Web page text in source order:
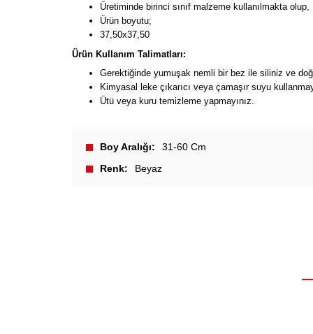
Üretiminde birinci sınıf malzeme kullanılmakta
Ürün boyutu;
37,50x37,50
Ürün Kullanım Talimatları:
Gerektiğinde yumuşak nemli bir bez ile siliniz ve
Kimyasal leke çıkarıcı veya çamaşır suyu
Ütü veya kuru temizleme yapmayınız.
Boy Aralığı
31-60 Cm
Renk
Beyaz